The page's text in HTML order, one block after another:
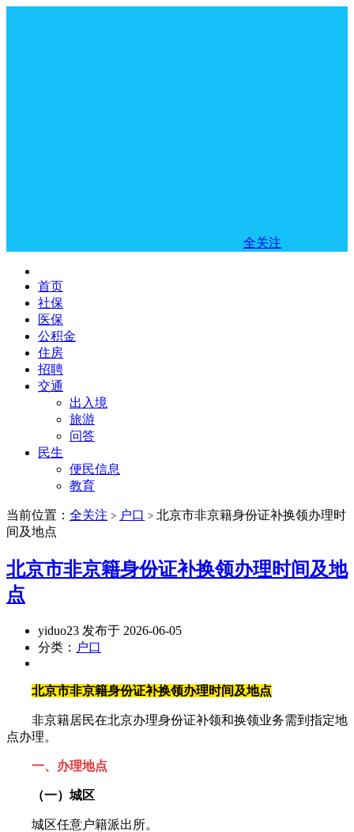
全关注
首页
社保
医保
公积金
住房
招聘
交通
出入境
旅游
问答
民生
便民信息
教育
当前位置： 全关注 > 户口 > 北京市非京籍身份证补换领办理时
间及地点
北京市非京籍身份证补换领办理时间及地
点
yiduo23 发布于 2026-06-05
分类： 户口
北京市非京籍身份证补换领办理时间及地点
非京籍居民在北京办理身份证补领和换领业务需到指定地
点办理。
一、办理地点
（一）城区
城区任意户籍派出所。